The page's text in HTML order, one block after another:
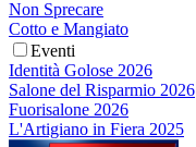
Non Sprecare
Cotto e Mangiato
Eventi
Identità Golose 2026
Salone del Risparmio 2026
Fuorisalone 2026
L'Artigiano in Fiera 2025